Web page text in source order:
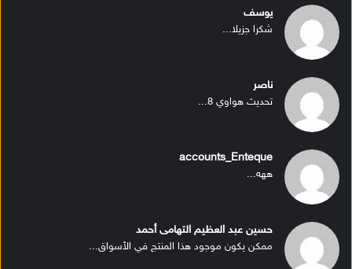
يوسف
شكرا جزيلا...
ناصر
تحديث هواوي 8...
accounts_Enteque
ههه...
حسين عبد العظيم التهامى أحمد
ممكن يكون موجود هذا المنتج في الأسواق...